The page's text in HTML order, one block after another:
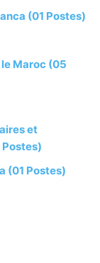
(01 Postes)
Maroc (05
et
(01 Postes)